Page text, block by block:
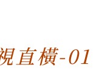
直橫-01